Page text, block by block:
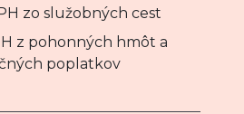
zo služobných cest
z pohonných hmôt a
poplatkov